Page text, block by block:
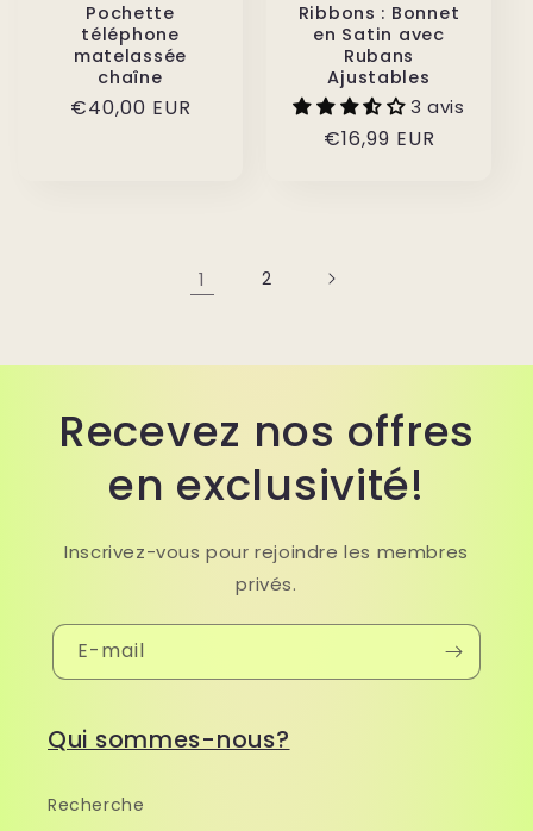
Pochette
téléphone
matelassée
chaîne
Prix
€40,00 EUR
Ribbons : Bonnet
en Satin avec
Rubans
Ajustables
3 avis
Prix
€16,99 EUR
1 2
Recevez nos offres
en exclusivité!
Inscrivez-vous pour rejoindre les membres
privés.
E-mail
Qui sommes-nous?
Recherche